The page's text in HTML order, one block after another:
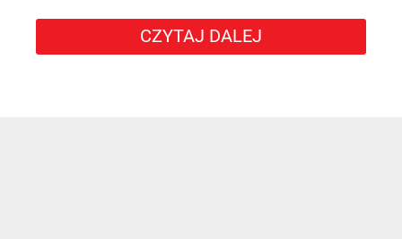
CZYTAJ DALEJ